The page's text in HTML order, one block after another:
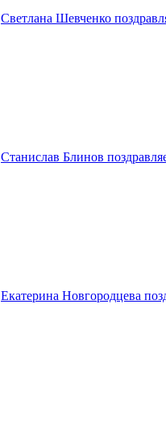
Светлана Шевченко
Станислав Блинов
Екатерина Новгородцева